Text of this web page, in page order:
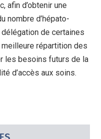
afin d’obtenir une
nombre d’hépato-
de certaines
répartition des
les besoins futurs de la
d’accès aux soins.